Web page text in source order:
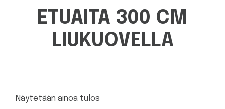
kohteiden
kokemuksella.
ETUAITA 300 CM
LIUKUOVELLA
Näytetään ainoa tulos